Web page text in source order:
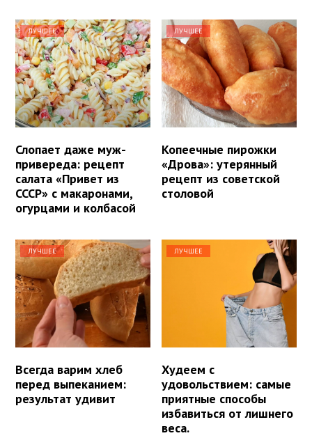
ЛУЧШЕЕ
Слопает даже муж-
привереда: рецепт
салата «Привет из
СССР» с макаронами,
огурцами и колбасой
ЛУЧШЕЕ
Копеечные пирожки
«Дрова»: утерянный
рецепт из советской
столовой
ЛУЧШЕЕ
Всегда варим хлеб
перед выпеканием:
результат удивит
ЛУЧШЕЕ
Худеем с
удовольствием: самые
приятные способы
избавиться от лишнего
веса.